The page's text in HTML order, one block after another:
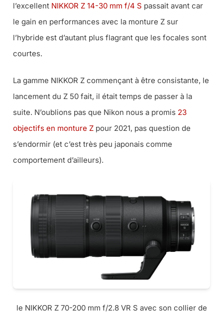
l’excellent NIKKOR Z 14-30 mm f/4 S passait avant car
le gain en performances avec la monture Z sur
l’hybride est d’autant plus flagrant que les focales sont
courtes.
La gamme NIKKOR Z commençant à être consistante, le
lancement du Z 50 fait, il était temps de passer à la
suite. N’oublions pas que Nikon nous a promis 23
objectifs en monture Z pour 2021, pas question de
s’endormir (et c’est très peu japonais comme
comportement d’ailleurs).
le NIKKOR Z 70-200 mm f/2.8 VR S avec son collier de